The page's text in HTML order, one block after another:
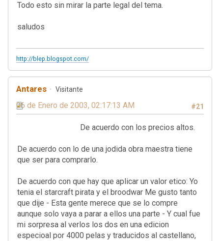
Todo esto sin mirar la parte legal del tema.
saludos
http://blep.blogspot.com/
Antares Visitante
#21
06 de Enero de 2003, 02:17:13 AM
De acuerdo con los precios altos.
De acuerdo con lo de una jodida obra maestra tiene
que ser para comprarlo.
De acuerdo con que hay que aplicar un valor etico: Yo
tenia el starcraft pirata y el broodwar Me gusto tanto
que dije - Esta gente merece que se lo compre
aunque solo vaya a parar a ellos una parte - Y cual fue
mi sorpresa al verlos los dos en una edicion
especioal por 4000 pelas y traducidos al castellano,